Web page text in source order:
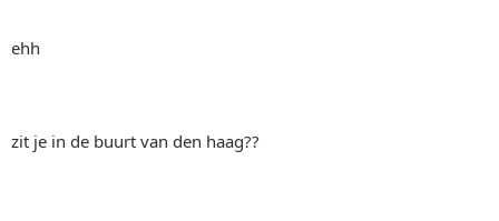
ehh
zit je in de buurt van den haag??